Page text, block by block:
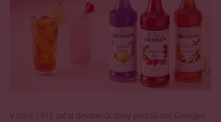
V roce 1912 začal devatenáctiletý podnikatel Georges